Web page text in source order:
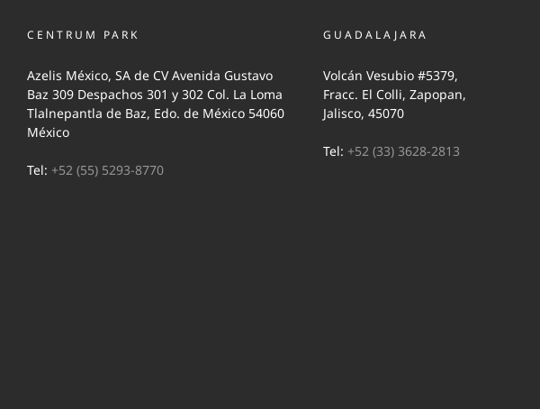
CENTRUM PARK
Azelis México, SA de CV Avenida Gustavo
Baz 309 Despachos 301 y 302 Col. La Loma
Tlalnepantla de Baz, Edo. de México 54060
México
Tel: +52 (55) 5293-8770
GUADALAJARA
Volcán Vesubio #5379,
Fracc. El Colli, Zapopan,
Jalisco, 45070
Tel: +52 (33) 3628-2813